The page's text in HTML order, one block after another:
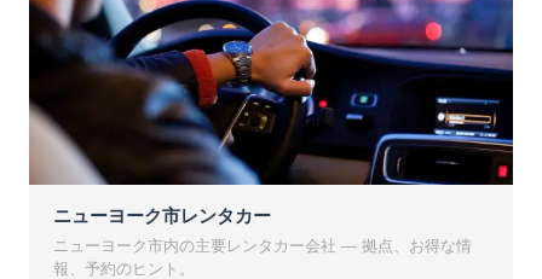
ニューヨーク市レンタカー
ニューヨーク市内の主要レンタカー会社 — 拠点、お得な情
報、予約のヒント。